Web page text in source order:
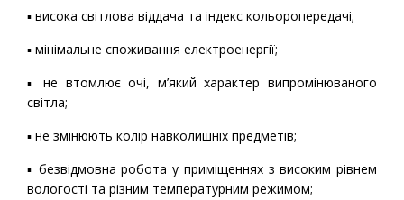
▪ висока світлова віддача та індекс кольоропередачі;
▪ мінімальне споживання електроенергії;
▪ не втомлює очі, м’який характер випромінюваного
світла;
▪ не змінюють колір навколишніх предметів;
▪ безвідмовна робота у приміщеннях з високим рівнем
вологості та різним температурним режимом;